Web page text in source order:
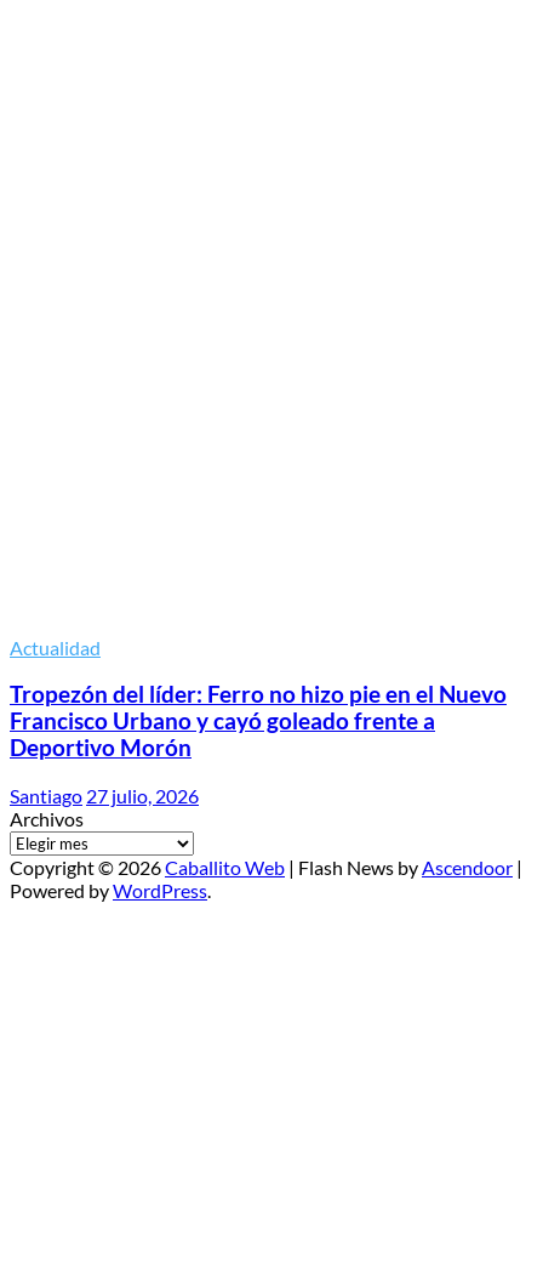
Actualidad
Tropezón del líder: Ferro no hizo pie en el Nuevo
Francisco Urbano y cayó goleado frente a
Deportivo Morón
Santiago 27 julio, 2026
Archivos
Copyright © 2026Caballito Web | Flash News byAscendoor |
Powered byWordPress.